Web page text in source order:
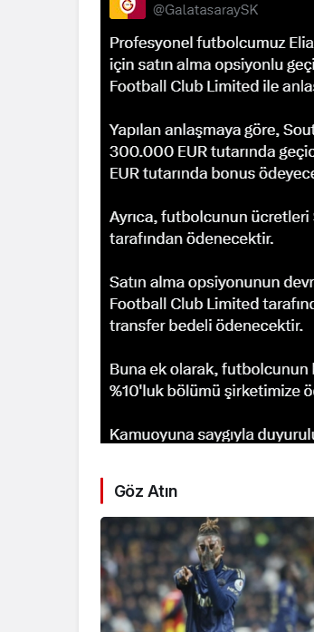
Göz Atın